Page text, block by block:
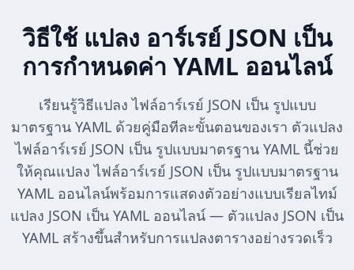
วิธีใช้ แปลง อาร์เรย์ JSON เป็น
การกำหนดค่า YAML ออนไลน์
เรียนรู้วิธีแปลง ไฟล์อาร์เรย์ JSON เป็น รูปแบบ
มาตรฐาน YAML ด้วยคู่มือทีละขั้นตอนของเรา ตัวแปลง
ไฟล์อาร์เรย์ JSON เป็น รูปแบบมาตรฐาน YAML นี้ช่วย
ให้คุณแปลง ไฟล์อาร์เรย์ JSON เป็น รูปแบบมาตรฐาน
YAML ออนไลน์พร้อมการแสดงตัวอย่างแบบเรียลไทม์
แปลง JSON เป็น YAML ออนไลน์ — ตัวแปลง JSON เป็น
YAML สร้างขึ้นสำหรับการแปลงตารางอย่างรวดเร็ว